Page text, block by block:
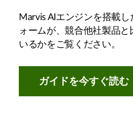
Marvis AIエンジンを搭載
ォームが、競合他社製品
いるかをご覧ください。
ガイドを今すぐ読む